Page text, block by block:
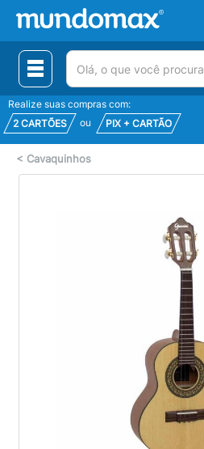
(pesquisar)
Realize suas compras com:
2 CARTÕES
ou PIX + CARTÃO
< Cavaquinhos